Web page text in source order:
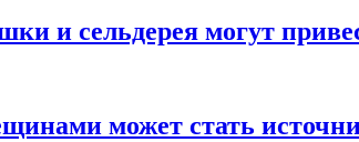
и сельдерея могут
может стать